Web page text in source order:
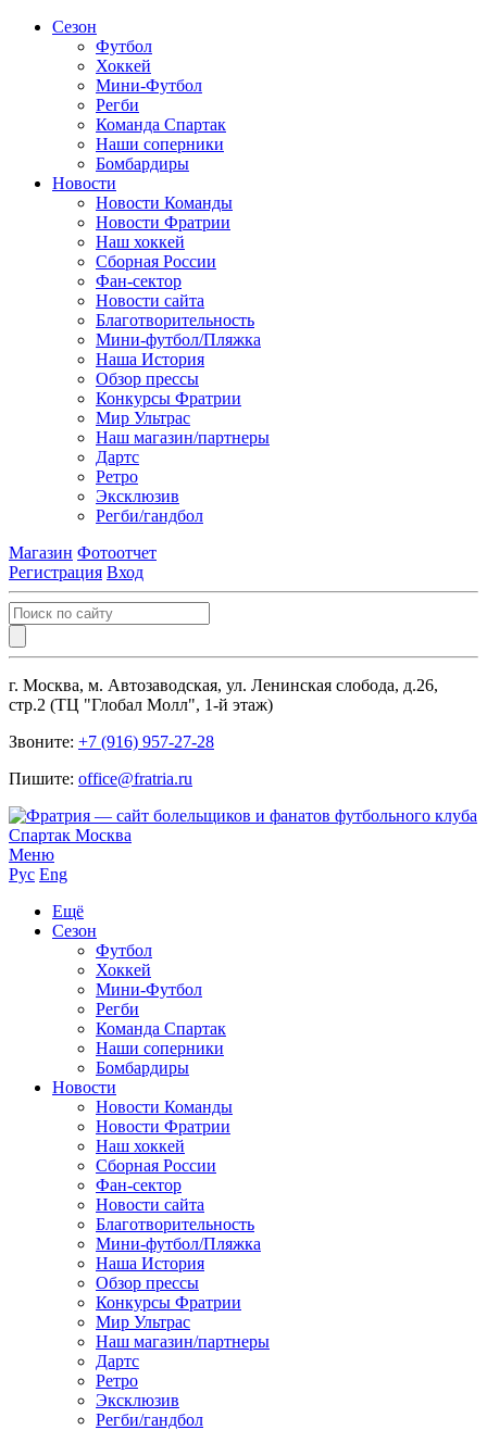
Сезон
Футбол
Хоккей
Мини-Футбол
Регби
Команда Спартак
Наши соперники
Бомбардиры
Новости
Новости Команды
Новости Фратрии
Наш хоккей
Сборная России
Фан-cектор
Новости сайта
Благотворительность
Мини-футбол/Пляжка
Наша История
Обзор прессы
Конкурсы Фратрии
Мир Ультрас
Наш магазин/партнеры
Дартс
Ретро
Эксклюзив
Регби/гандбол
Магазин Фотоотчет
Регистрация Вход
г. Москва, м. Автозаводская, ул. Ленинская слобода, д.26,
стр.2 (ТЦ "Глобал Молл", 1-й этаж)
Звоните: +7 (916) 957-27-28
Пишите: office@fratria.ru
Меню
Рус Eng
Ещё
Сезон
Футбол
Хоккей
Мини-Футбол
Регби
Команда Спартак
Наши соперники
Бомбардиры
Новости
Новости Команды
Новости Фратрии
Наш хоккей
Сборная России
Фан-cектор
Новости сайта
Благотворительность
Мини-футбол/Пляжка
Наша История
Обзор прессы
Конкурсы Фратрии
Мир Ультрас
Наш магазин/партнеры
Дартс
Ретро
Эксклюзив
Регби/гандбол